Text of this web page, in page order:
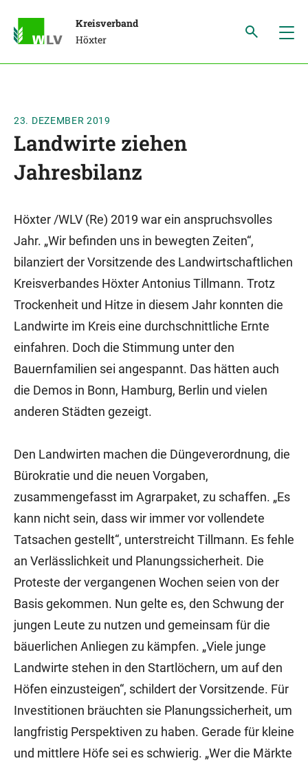
Kreisverband
Höxter
23. DEZEMBER 2019
Landwirte ziehen
Jahresbilanz
Höxter /WLV (Re) 2019 war ein anspruchsvolles
Jahr. „Wir befinden uns in bewegten Zeiten“,
bilanziert der Vorsitzende des Landwirtschaftlichen
Kreisverbandes Höxter Antonius Tillmann. Trotz
Trockenheit und Hitze in diesem Jahr konnten die
Landwirte im Kreis eine durchschnittliche Ernte
einfahren. Doch die Stimmung unter den
Bauernfamilien sei angespannt. Das hätten auch
die Demos in Bonn, Hamburg, Berlin und vielen
anderen Städten gezeigt.
Den Landwirten machen die Düngeverordnung, die
Bürokratie und die neuen Vorgaben,
zusammengefasst im Agrarpaket, zu schaffen. „Es
kann nicht sein, dass wir immer vor vollendete
Tatsachen gestellt“, unterstreicht Tillmann. Es fehle
an Verlässlichkeit und Planungssicherheit. Die
Proteste der vergangenen Wochen seien von der
Basis gekommen. Nun gelte es, den Schwung der
jungen Leute zu nutzen und gemeinsam für die
bäuerlichen Anliegen zu kämpfen. „Viele junge
Landwirte stehen in den Startlöchern, um auf den
Höfen einzusteigen“, schildert der Vorsitzende. Für
Investitionen bräuchten sie Planungssicherheit, um
langfristig Perspektiven zu haben. Gerade für kleine
und mittlere Höfe sei es schwierig. „Wer die Märkte